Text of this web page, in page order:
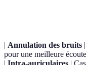
| Annulation des bruits
pour une meilleure